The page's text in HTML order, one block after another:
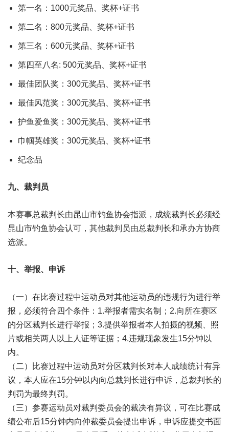
第一名：1000元奖品、奖杯+证书
第二名：800元奖品、奖杯+证书
第三名：600元奖品、奖杯+证书
第四至八名: 500元奖品、奖杯+证书
最佳团队奖：300元奖品、奖杯+证书
最佳风范奖：300元奖品、奖杯+证书
护鱼爱鱼奖：300元奖品、奖杯+证书
巾帼英雄奖：300元奖品、奖杯+证书
纪念品
九、裁判员
本赛事总裁判长由昆山市钓鱼协会指派，成统裁判长必须经
昆山市钓鱼协会认可，其他裁判员由总裁判长和承办方协商
选派。
十、举报、申诉
（一）在比赛过程中运动员对其他运动员的违规行为进行举
报，必须符合四个条件：1.举报者需实名制；2.向所在赛区
的分区裁判长进行举报；3.提供举报者本人拍摄的视频、照
片或相关两人以上人证等证据；4.违规现象发生15分钟以
内。
（二）比赛过程中运动员对分区裁判长对本人成绩统计有异
议，本人应在15分钟以内向总裁判长进行申诉，总裁判长的
判罚为最终判罚。
（三）参赛运动员对裁判委员会的裁决有异议，可在比赛成
绩公布后15分钟内向仲裁委员会提出申诉，申诉应提交书面